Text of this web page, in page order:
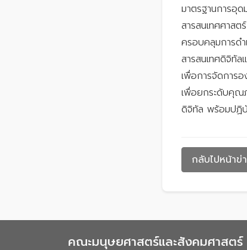
มาตรฐานการอุ
สารสนเทศศาส
ครอบคลุมการด
สารสนเทศดิจิทั
เพื่อการจัดการ
เพื่อยกระดับคุณ
ดิจิทัล พร้อมปฏิบั
กลับไปหน้าข่
คณะมนุษยศาสตร์และสังคมศาสตร์